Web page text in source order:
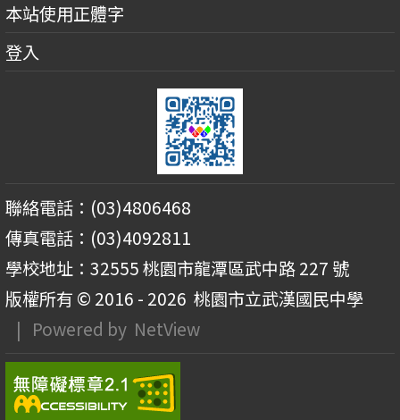
本站使用正體字
登入
聯絡電話：(03)4806468
傳真電話：(03)4092811
學校地址：32555 桃園市龍潭區武中路 227 號
版權所有 © 2016 - 2026 桃園市立武漢國民中學
| Powered by NetView